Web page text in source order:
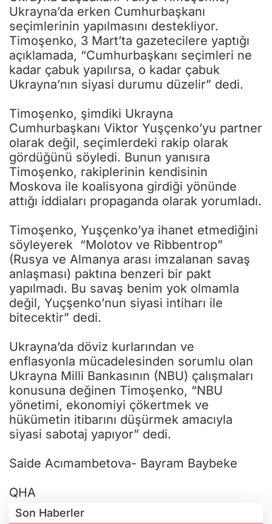
Ukrayna’da erken Cumhurbaşkanı
seçimlerinin yapılmasını destekliyor.
Timoşenko, 3 Mart’ta gazetecilere yaptığı
açıklamada, “Cumhurbaşkanı seçimleri ne
kadar çabuk yapılırsa, o kadar çabuk
Ukrayna’nın siyasi durumu düzelir” dedi.
Timoşenko, şimdiki Ukrayna
Cumhurbaşkanı Viktor Yuşçenko’yu partner
olarak değil, seçimlerdeki rakip olarak
gördüğünü söyledi. Bunun yanısıra
Timoşenko, rakiplerinin kendisinin
Moskova ile koalisyona girdiği yönünde
attığı iddiaları propaganda olarak yorumladı.
Timoşenko, Yuşçenko’ya ihanet etmediğini
söyleyerek “Molotov ve Ribbentrop”
(Rusya ve Almanya arası imzalanan savaş
anlaşması) paktına benzeri bir pakt
yapılmadı. Bu savaş benim yok olmamla
değil, Yuçşenko’nun siyasi intiharı ile
bitecektir” dedi.
Ukrayna’da döviz kurlarından ve
enflasyonla mücadelesinden sorumlu olan
Ukrayna Milli Bankasının (NBU) çalışmaları
konusuna değinen Timoşenko, “NBU
yönetimi, ekonomiyi çökertmek ve
hükümetin itibarını düşürmek amacıyla
siyasi sabotaj yapıyor” dedi.
Saide Acımambetova- Bayram Baybeke
QHA
Son Haberler